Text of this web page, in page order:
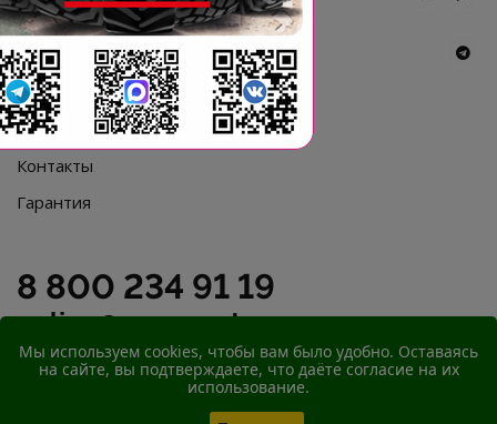
Компания
Шины BKT
Новости
Статьи
Контакты
Гарантия
8 800 234 91 19
online@agromast.ru
© 2026ООО "АгроМаст"
Мы используем cookies, чтобы вам было удобно. Оставаясь
на сайте, вы подтверждаете, что даёте согласие на их
использование.